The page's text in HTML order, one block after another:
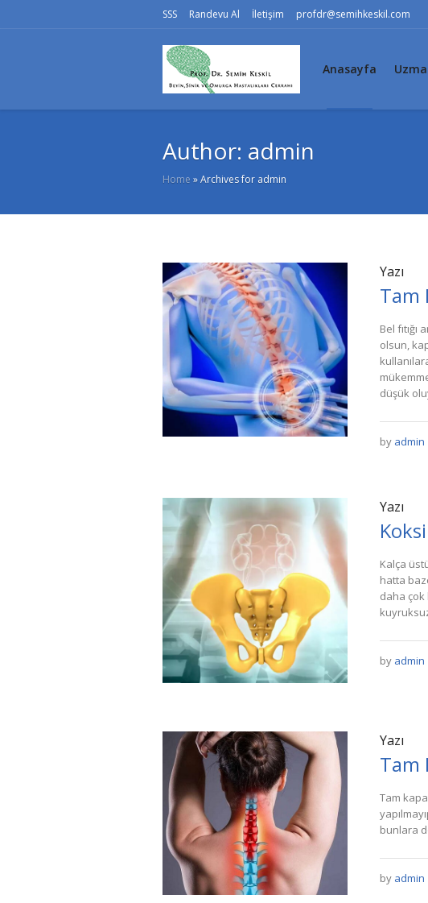
SSS Randevu Al İletişim profdr@semihkeskil.com
Anasayfa
Author: admin
Home »Archives for admin
Yazı
Tam
Bel
olsun,
düşük
by admin
Yazı
Kalça
hatta
daha çok
by admin
Yazı
Tam
Tam
bunlara
by admin